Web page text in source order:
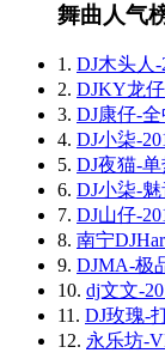
舞曲人气
1. DJ木头人
2. DJKY龙
3. DJ康仔-
4. DJ小柒-
5. DJ夜猫-
6. DJ小柒-
7. DJ山仔-
8. 南宁
9. DJMA-极
10. dj文文-
11. DJ玫瑰-
12. 永乐坊-